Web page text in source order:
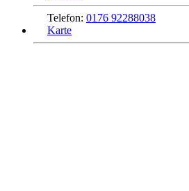
Telefon: 0176 92288038
Karte